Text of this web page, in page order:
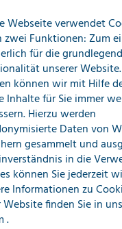
9Nr.*
Webseite verwendet
zwei Funktionen: Zum
für die
unserer
können wir mit Hilfe
Inhalte für Sie immer
Hierzu werden
Daten von
gesammelt und
in die
können Sie jederzeit
Informationen zu
Website finden Sie in
.